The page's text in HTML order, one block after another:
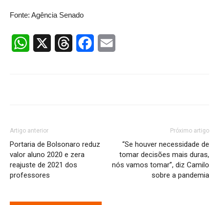
Fonte: Agência Senado
WhatsApp ThreadsFacebook
Artigo anterior
Portaria de Bolsonaro reduz
valor aluno 2020 e zera
reajuste de 2021 dos
professores
Próximo artigo
“Se houver necessidade de
tomar decisões mais duras,
nós vamos tomar”, diz Camilo
sobre a pandemia